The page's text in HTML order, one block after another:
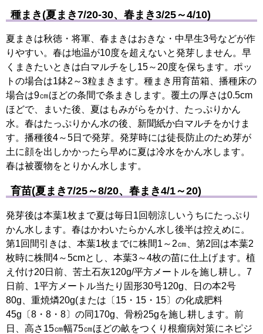
種まき(夏まき7/20-30、春まき3/25～4/10)
夏まきは秋徳・将軍、春まきはおきな・中早生3号などが作
りやすい。春は地温が10度を超えないと発芽しません。早
くまきたいときは白マルチをし15～20度を保ちます。ポッ
トの場合は1鉢2～3粒まきます。種まき用育苗箱、播種床の
場合は9㎝ほどの条間で条まきします。覆土の厚さは0.5cm
ほどで、まいた後、夏はもみがらをかけ、たっぷりかん
水。春はたっぷりかん水の後、新聞紙か白マルチをかけま
す。播種後4～5日で発芽。発芽時には徒長防止のため芽が
土に顔を出しかかったら早めに夏は冷水をかん水します。
春は被覆物をとりかん水します。
育苗(夏まき7/25～8/20、春まき4/1～20)
発芽後は本葉1枚まで夏は毎日1回朝涼しいうちにたっぷり
かん水します。春はかわいたらかん水し後半は控えめに。
第1回間引きは、本葉1枚までに株間1～2㎝、第2回は本葉2
枚時に株間4～5cmとし、本葉3～4枚の苗に仕上げます。植
え付け20日前、苦土石灰120g/平方メートルを施し耕し。7
日前、1平方メートル当たり固形30号120g、日の本2号
80g、重焼燐20g(または〔15・15・15〕の化成肥料
45g〔8・8・8〕の同170g、骨粉25gを施し耕します。前
日、高さ15㎝幅75㎝ほどの畝をつくり根瘤病対策にネピジ